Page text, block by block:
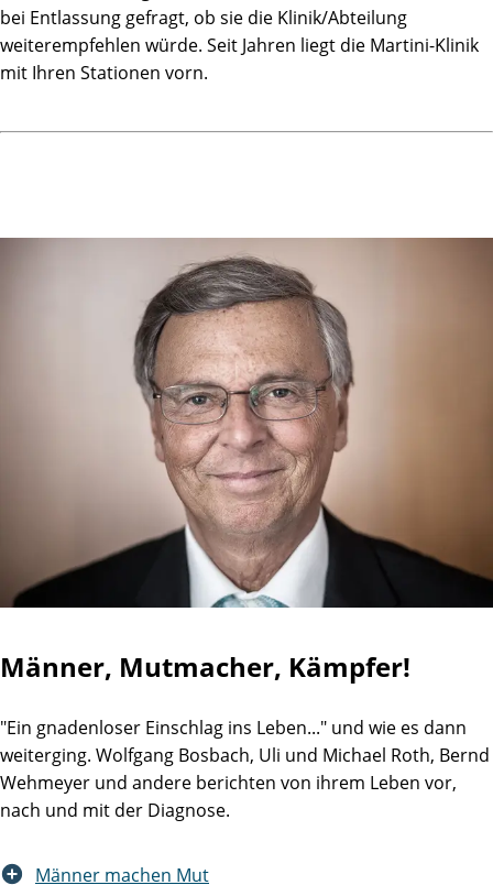
Von Ovid in Versen und Bildern notiert als Ars amatoria,
Die lustvoll und zärtlich in Gleichnissen zeigen,
Wie Amor erscheint im lieblichen Reigen,
Um Leidenschaft zu entfachen, ganz ohne Rezept ...
Testosteronmangel verebbt!
Träume ich oft von den Martinis - den vielen - noch heute,
Fühlend deren menschliche Wärme und Pflege; ach, liebe
Danke herzlich für alles, was ihr mir getan;
Mein Ausflug an die Alster war alles andere als Wahn!
bei Entlassung gefragt, ob sie die Klinik/Abteilung
weiterempfehlen würde. Seit Jahren liegt die Martini-Klinik
mit Ihren Stationen vorn.
Männer, Mutmacher, Kämpfer!
"Ein gnadenloser Einschlag ins Leben..." und wie es dann
weiterging. Wolfgang Bosbach, Uli und Michael Roth, Bernd
Wehmeyer und andere berichten von ihrem Leben vor,
nach und mit der Diagnose.
Männer machen Mut